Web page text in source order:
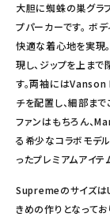
大胆に蜘蛛の巣グラ
プパーカーです。 ボ
快適な着心地を実現
現し、ジップを上ま
す。両袖にはVanson
チを配置し、細部ま
ファンはもちろん、
る希少なコラボモデ
ったプレミアムアイテ
Supremeのサイズは
きめの作りとなってお